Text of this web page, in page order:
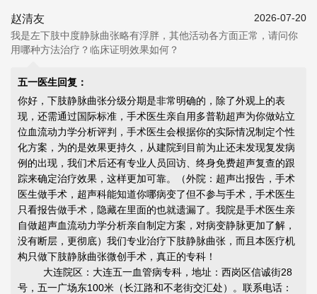
赵清友
2026-07-20
我是左下肢中度静脉曲张略有浮胖，其他活动各方面正常，请问你
用哪种方法治疗？临床证明效果如何？
五一医生回复：
你好，下肢静脉曲张分级分期是非常明确的，除了外观上的表
现，还需通过国际标准，手术医生亲自用多普勒超声为你做站立
位血流动力学分析评判，手术医生会根据你的实际情况制定个性
化方案，为的是效果更持久，从建院到目前为止还未发现复发病
例的出现，我们术后还有专业人员回访、终身免费超声复查的跟
踪来确定治疗效果，这样更加可靠。（外院：超声出报告，手术
医生做手术，超声科能知道你哪病变了但不参与手术，手术医生
只看报告做手术，隐藏在里面的也就遗漏了。我院是手术医生亲
自做超声血流动力学分析亲自制定方案，对病变静脉更加了解，
没有断层，更彻底）我们专业治疗下肢静脉曲张，而且本医疗机
构只做下肢静脉曲张微创手术，真正的专科！
大连院区：大连五一血管病专科，地址：西岗区信诚街28
号，五一广场东100米（长江路和不老街交汇处）。联系电话：